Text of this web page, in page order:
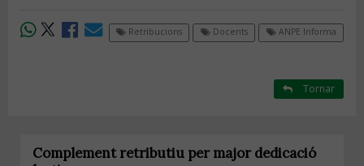
Retribucions Docents ANPE Informa
Tornar
Complement retributiu per major dedicació